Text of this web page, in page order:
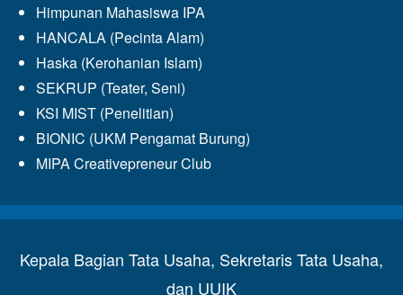
Himpunan Mahasiswa IPA
HANCALA (Pecinta Alam)
Haska (Kerohanian Islam)
SEKRUP (Teater, Seni)
KSI MIST (Penelitian)
BIONIC (UKM Pengamat Burung)
MIPA Creativepreneur Club
Kepala Bagian Tata Usaha, Sekretaris Tata Usaha,
dan UUIK